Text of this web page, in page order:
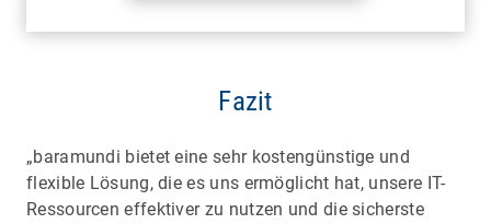
Fazit
„baramundi bietet eine sehr kostengünstige und
flexible Lösung, die es uns ermöglicht hat, unsere IT-
Ressourcen effektiver zu nutzen und die sicherste